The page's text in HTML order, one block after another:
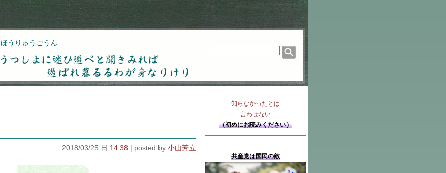
ほうりゅうごうん
うつしよに迷ひ遊べと聞きみれば遊ばれ暮るるわが
2018/03/25 日 14:38 小山芳立
知らなかったとは
言わせない
（初めにお読みください）
共産党は国民の敵